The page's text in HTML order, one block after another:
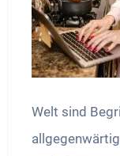
Welt sind